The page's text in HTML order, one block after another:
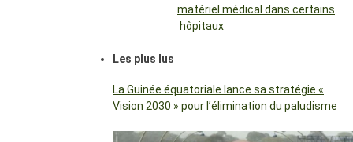
matériel médical dans certains
hôpitaux
Les plus lus
La Guinée équatoriale lance sa stratégie «
Vision 2030 » pour l’élimination du paludisme